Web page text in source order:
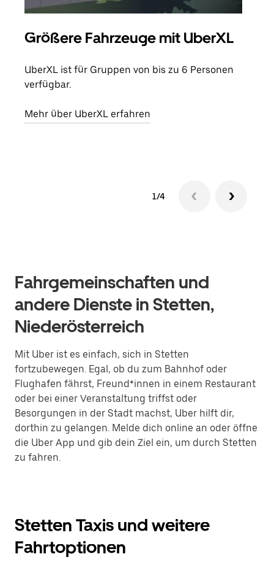
Größere Fahrzeuge mit UberXL
UberXL ist für Gruppen von bis zu 6 Personen
verfügbar.
Mehr über UberXL erfahren
1/4
Fahrgemeinschaften und
andere Dienste in Stetten,
Niederösterreich
Mit Uber ist es einfach, sich in Stetten
fortzubewegen. Egal, ob du zum Bahnhof oder
Flughafen fährst, Freund*innen in einem Restaurant
oder bei einer Veranstaltung triffst oder
Besorgungen in der Stadt machst, Uber hilft dir,
dorthin zu gelangen. Melde dich online an oder öffne
die Uber App und gib dein Ziel ein, um durch Stetten
zu fahren.
Stetten Taxis und weitere
Fahrtoptionen